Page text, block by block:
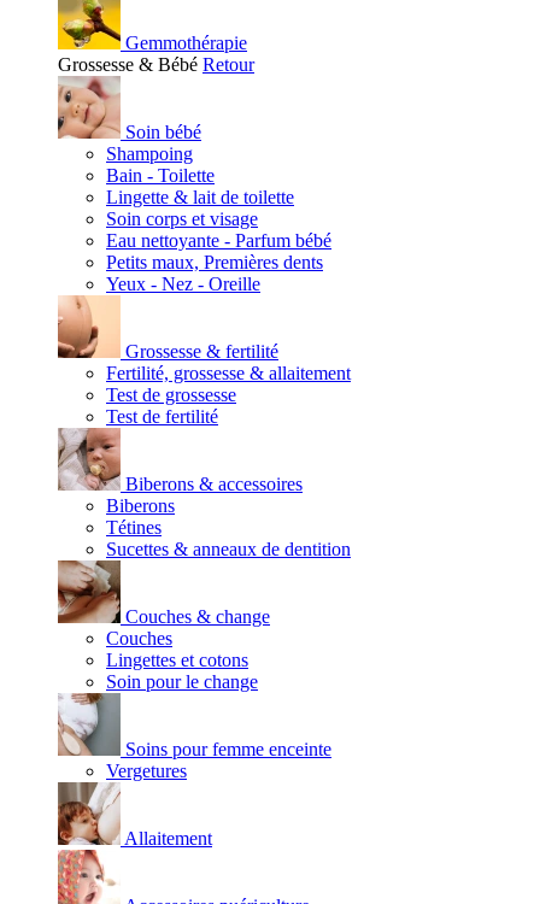
Gemmothérapie
Grossesse & Bébé Retour
Soin bébé
Shampoing
Bain - Toilette
Lingette & lait de toilette
Soin corps et visage
Eau nettoyante - Parfum bébé
Petits maux, Premières dents
Yeux - Nez - Oreille
Grossesse & fertilité
Fertilité, grossesse & allaitement
Test de grossesse
Test de fertilité
Biberons & accessoires
Biberons
Tétines
Sucettes & anneaux de dentition
Couches & change
Couches
Lingettes et cotons
Soin pour le change
Soins pour femme enceinte
Vergetures
Allaitement